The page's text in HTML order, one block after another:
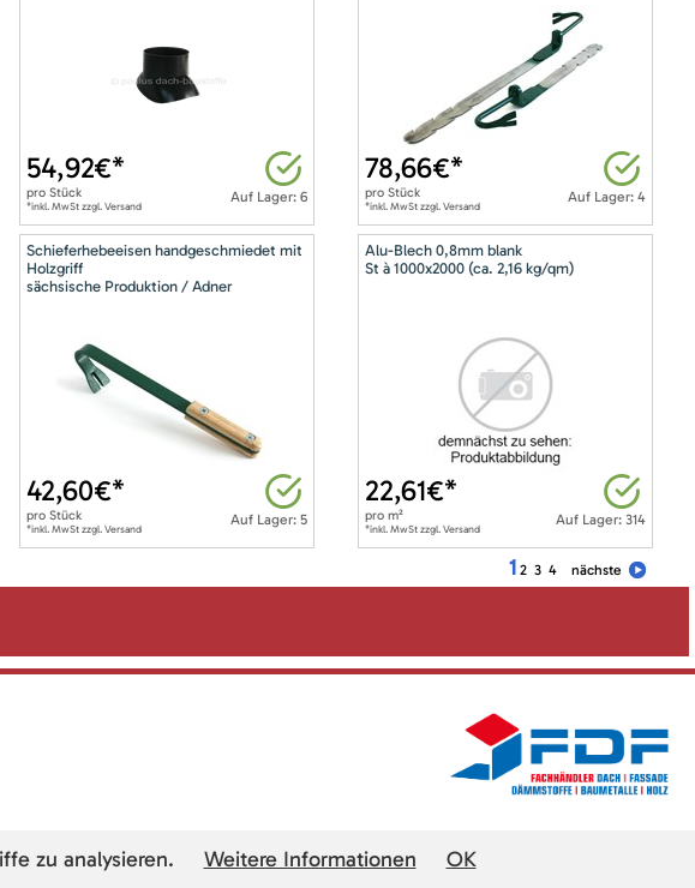
Auf Lager: 6
54,92€*
pro Stück
*inkl. MwSt zzgl. Versand
Auf Lager: 4
78,66€*
proStück
*inkl. MwSt zzgl. Versand
Schieferhebeeisen handgeschmiedet mit
Holzgriff
sächsische Produktion / Adner
Auf Lager: 5
42,60€*
pro Stück
*inkl. MwSt zzgl. Versand
Alu-Blech 0,8mm blank
St à 1000x2000 (ca. 2,16 kg/qm)
Auf Lager: 314
22,61€*
prom²
*inkl. MwSt zzgl. Versand
1 2 3 4 nächste
zu analysieren. Weitere Informationen OK